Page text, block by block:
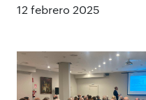
12 febrero 2025